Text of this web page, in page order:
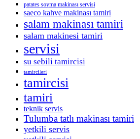
patates soyma makinası servisi
saeco kahve makinası tamiri
salam makinası tamiri
salam makinesi tamiri
servisi
su sebili tamircisi
tamircileri
tamircisi
tamiri
teknik servis
Tulumba tatlı makinası tamiri
yetkili servis